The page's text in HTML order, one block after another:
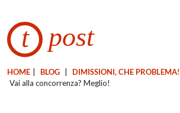
t post
HOME BLOG DIMISSIONI, CHE PROBLEMA!
Vai alla concorrenza? Meglio!